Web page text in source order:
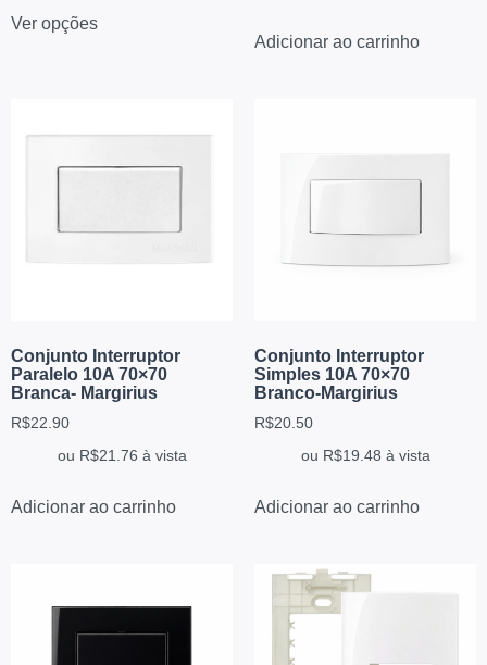
Ver opções
Adicionar ao carrinho
Conjunto Interruptor
Paralelo 10A 70×70
Branca- Margirius
R$22.90
ou R$21.76 à vista
Adicionar ao carrinho
Conjunto Interruptor
Simples 10A 70×70
Branco-Margirius
R$20.50
ou R$19.48 à vista
Adicionar ao carrinho